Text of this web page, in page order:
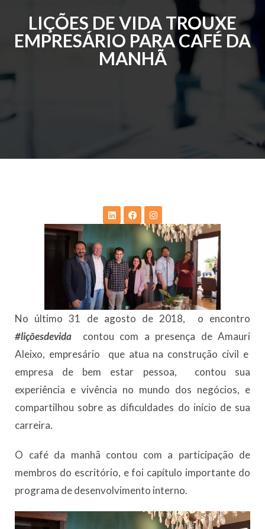
LIÇÕES DE VIDA TROUXE
EMPRESÁRIO PARA CAFÉ DA
MANHÃ
No último 31 de agosto de 2018, o encontro
#liçõesdevida contou com a presença de Amauri
Aleixo, empresário que atua na construção civil e
empresa de bem estar pessoa, contou sua
experiência e vivência no mundo dos negócios, e
compartilhou sobre as dificuldades do início de sua
carreira.
O café da manhã contou com a participação de
membros do escritório, e foi capítulo importante do
programa de desenvolvimento interno.